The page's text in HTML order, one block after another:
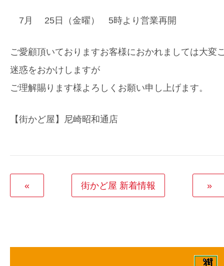
7月 25日（金曜） 5時より営業再開
ご愛顧頂いておりますお客様におかれましては大変
迷惑をおかけしますが
ご理解賜ります様よろしくお願い申し上げます。
【街かど屋】尼崎昭和通店
« 街かど屋 新着情報 »